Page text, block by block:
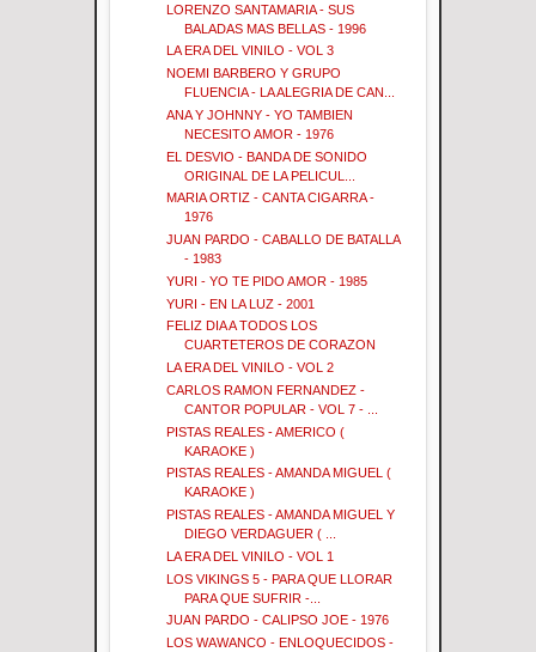
LORENZO SANTAMARIA - SUS
BALADAS MAS BELLAS - 1996
LA ERA DEL VINILO - VOL 3
NOEMI BARBERO Y GRUPO
FLUENCIA - LA ALEGRIA DE CAN...
ANA Y JOHNNY - YO TAMBIEN
NECESITO AMOR - 1976
EL DESVIO - BANDA DE SONIDO
ORIGINAL DE LA PELICUL...
MARIA ORTIZ - CANTA CIGARRA -
1976
JUAN PARDO - CABALLO DE BATALLA
- 1983
YURI - YO TE PIDO AMOR - 1985
YURI - EN LA LUZ - 2001
FELIZ DIA A TODOS LOS
CUARTETEROS DE CORAZON
LA ERA DEL VINILO - VOL 2
CARLOS RAMON FERNANDEZ -
CANTOR POPULAR - VOL 7 - ...
PISTAS REALES - AMERICO (
KARAOKE )
PISTAS REALES - AMANDA MIGUEL (
KARAOKE )
PISTAS REALES - AMANDA MIGUEL Y
DIEGO VERDAGUER ( ...
LA ERA DEL VINILO - VOL 1
LOS VIKINGS 5 - PARA QUE LLORAR
PARA QUE SUFRIR -...
JUAN PARDO - CALIPSO JOE - 1976
LOS WAWANCO - ENLOQUECIDOS -